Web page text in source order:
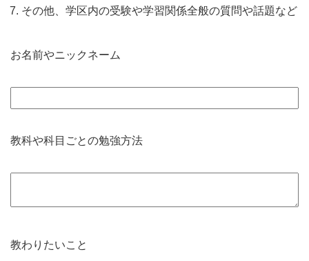
その他、学区内の受験や学習関係全般の質問や話題など
お名前やニックネーム
教科や科目ごとの勉強方法
教わりたいこと